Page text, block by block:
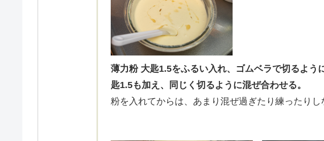
薄力粉 大匙1.5をふるい入れ、ゴムベラで切るよう
匙1.5も加え、同じく切るように混ぜ合わせる。
粉を入れてからは、あまり混ぜ過ぎたり練ったりし